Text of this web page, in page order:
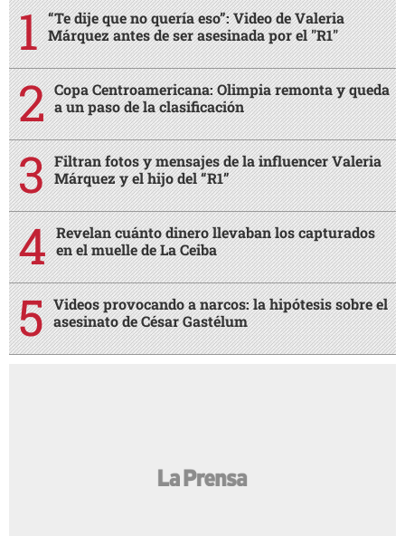
“Te dije que no quería eso”: Video de Valeria
Márquez antes de ser asesinada por el "R1"
Copa Centroamericana: Olimpia remonta y queda
a un paso de la clasificación
Filtran fotos y mensajes de la influencer Valeria
Márquez y el hijo del “R1”
Revelan cuánto dinero llevaban los capturados
en el muelle de La Ceiba
Videos provocando a narcos: la hipótesis sobre el
asesinato de César Gastélum